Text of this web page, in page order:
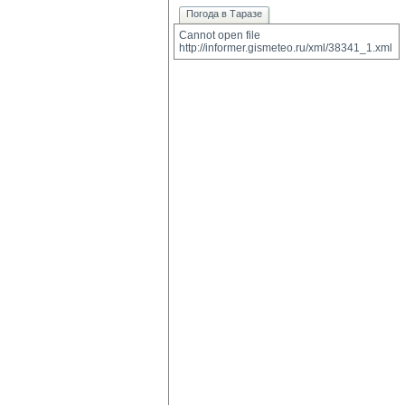
Погода в Таразе
Cannot open file
http://informer.gismeteo.ru/xml/38341_1.xml